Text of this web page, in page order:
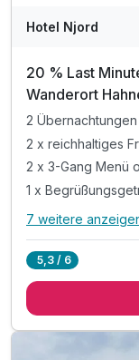
WAR
202
Hotel Njord
20 % Last
Wanderort
2 Übernachtungen
2 x reichhaltiges
2 x 3-Gang Menü
1 x
Alle
2 x reichhaltiges
7 weitere
5,3 / 6